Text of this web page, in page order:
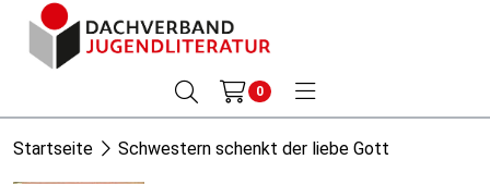
0
Startseite Schwestern schenkt der liebe Gott